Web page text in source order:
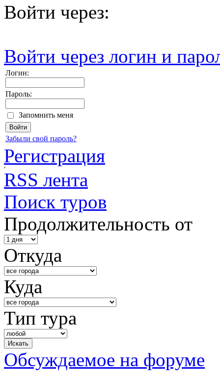
Войти через:
Войти через логин и
Логин:
Пароль:
Запомнить меня
Забыли свой пароль?
Регистрация
RSS лента
Поиск туров
Продолжительность от
Откуда
Куда
Тип тура
Обсуждаемое на форуме